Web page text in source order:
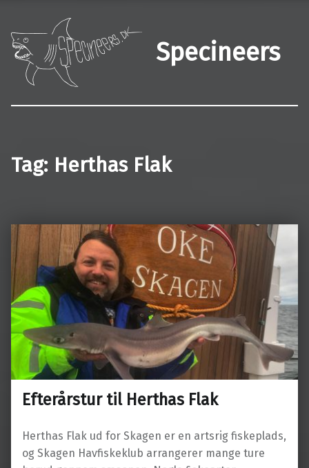
Specineers
Tag: Herthas Flak
Efterårstur til Herthas Flak
Herthas Flak ud for Skagen er en artsrig fiskeplads,
og Skagen Havfiskeklub arrangerer mange ture